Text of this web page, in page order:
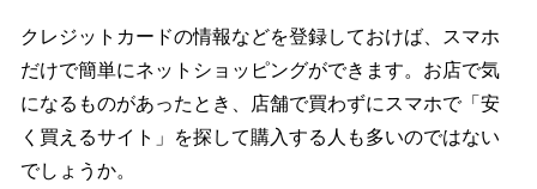
クレジットカードの情報などを登録しておけば、スマホ
だけで簡単にネットショッピングができます。お店で気
になるものがあったとき、店舗で買わずにスマホで「安
く買えるサイト」を探して購入する人も多いのではない
でしょうか。